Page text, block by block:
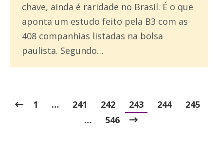
chave, ainda é raridade no Brasil. É o que
aponta um estudo feito pela B3 com as
408 companhias listadas na bolsa
paulista. Segundo…
1 … 241 242 243 244
245
…
546